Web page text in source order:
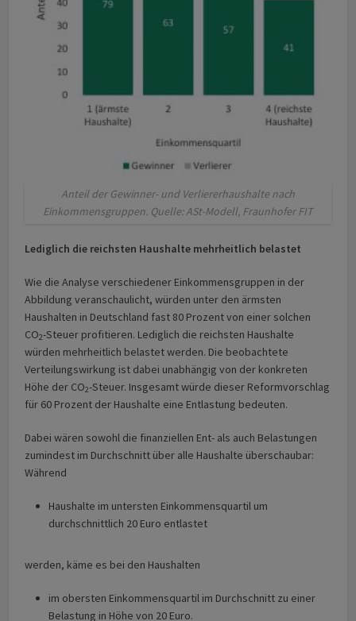
Anteil der Gewinner- und Verliererhaushalte nach
Einkommensgruppen. Quelle: ASt-Modell, Fraunhofer FIT
Lediglich die reichsten Haushalte mehrheitlich belastet
Wie die Analyse verschiedener Einkommensgruppen in der
Abbildung veranschaulicht, würden unter den ärmsten
Haushalten in Deutschland fast 80 Prozent von einer solchen
CO2-Steuer profitieren. Lediglich die reichsten Haushalte
würden mehrheitlich belastet werden. Die beobachtete
Verteilungswirkung ist dabei unabhängig von der konkreten
Höhe der CO2-Steuer. Insgesamt würde dieser Reformvorschlag
für 60 Prozent der Haushalte eine Entlastung bedeuten.
Dabei wären sowohl die finanziellen Ent- als auch Belastungen
zumindest im Durchschnitt über alle Haushalte überschaubar:
Während
Haushalte im untersten Einkommensquartil um
durchschnittlich 20 Euro entlastet
werden, käme es bei den Haushalten
im obersten Einkommensquartil im Durchschnitt zu einer
Belastung in Höhe von 20 Euro.